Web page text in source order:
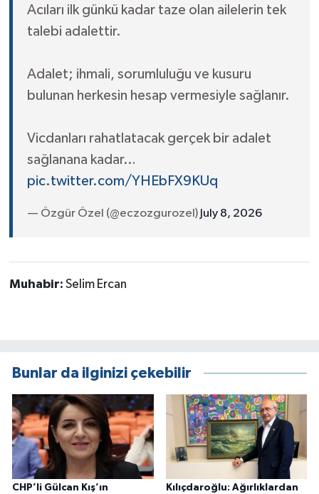
Acıları ilk günkü kadar taze olan ailelerin tek
talebi adalettir.
Adalet; ihmali, sorumluluğu ve kusuru
bulunan herkesin hesap vermesiyle sağlanır.
Vicdanları rahatlatacak gerçek bir adalet
sağlanana kadar…
pic.twitter.com/YHEbFX9KUq
— Özgür Özel (@eczozgurozel) July 8, 2026
Muhabir: Selim Ercan
Bunlar da ilginizi çekebilir
CHP’li Gülcan Kış’ın Kılıçdaroğlu: Ağırlıklardan